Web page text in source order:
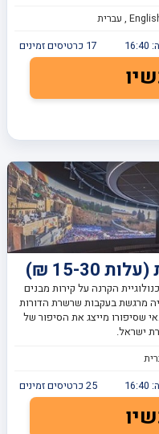
16:40
17 כרטיסים זמינים
30 ₪)
הקרנה על קירות מבנים
מרגשת בעקבות שרשרת הדורות
שסיפורו מייצג את הסיפור של
ישראל.
16:40
25 כרטיסים זמינים